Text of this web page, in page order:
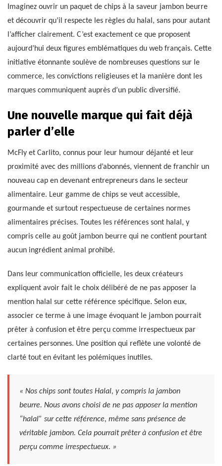
Imaginez ouvrir un paquet de chips à la saveur jambon beurre
et découvrir qu’il respecte les règles du halal, sans pour autant
l’afficher clairement. C’est exactement ce que proposent
aujourd’hui deux figures emblématiques du web français. Cette
initiative étonnante soulève de nombreuses questions sur le
commerce, les convictions religieuses et la manière dont les
marques communiquent auprès d’un public diversifié.
Une nouvelle marque qui fait déjà
parler d’elle
McFly et Carlito, connus pour leur humour déjanté et leur
proximité avec des millions d’abonnés, viennent de franchir un
nouveau cap en devenant entrepreneurs dans le secteur
alimentaire. Leur gamme de chips se veut accessible,
gourmande et surtout respectueuse de certaines normes
alimentaires précises. Toutes les références sont halal, y
compris celle au goût jambon beurre qui ne contient pourtant
aucun ingrédient animal prohibé.
Dans leur communication officielle, les deux créateurs
expliquent avoir fait le choix délibéré de ne pas apposer la
mention halal sur cette référence spécifique. Selon eux,
associer ce terme à une image évoquant le jambon pourrait
prêter à confusion et être perçu comme irrespectueux par
certaines personnes. Une position qui reflète une volonté de
clarté tout en évitant les polémiques inutiles.
« Nos chips sont toutes Halal, y compris la jambon
beurre. Nous avons choisi de ne pas apposer la mention
“halal” sur cette référence, même sans présence de
véritable jambon. Cela pourrait prêter à confusion et être
perçu comme irrespectueux. »